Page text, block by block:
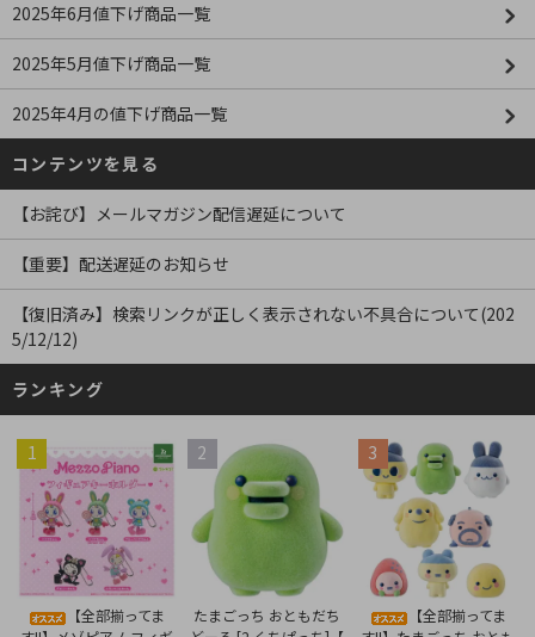
2025年6月値下げ商品一覧
2025年5月値下げ商品一覧
2025年4月の値下げ商品一覧
コンテンツを見る
【お詫び】メールマガジン配信遅延について
【重要】配送遅延のお知らせ
【復旧済み】検索リンクが正しく表示されない不具合について(202
5/12/12)
ランキング
1
【全部揃ってま
2
たまごっち おともだち
3
【全部揃ってま